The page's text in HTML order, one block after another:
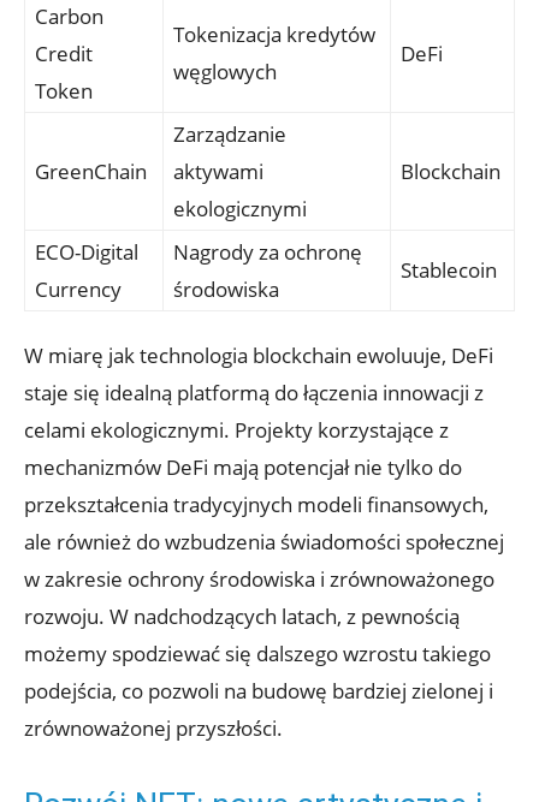
Carbon
Credit
Token
Tokenizacja kredytów
⁢węglowych
DeFi
GreenChain
Zarządzanie
aktywami
ekologicznymi
Blockchain
ECO-Digital
Currency
Nagrody‌ za ochronę
środowiska
Stablecoin
W miarę jak technologia blockchain‌ ewoluuje, DeFi
staje się ​idealną platformą do łączenia innowacji z
celami ekologicznymi. Projekty korzystające z
mechanizmów DeFi mają potencjał nie tylko do ​
przekształcenia ​tradycyjnych modeli finansowych,
ale również do​ wzbudzenia świadomości społecznej
w zakresie ochrony środowiska ‍i zrównoważonego
rozwoju. W ‌nadchodzących latach, z ‌pewnością
możemy spodziewać się dalszego ‌wzrostu takiego
podejścia, co pozwoli na budowę ⁣bardziej zielonej i
‍zrównoważonej przyszłości.